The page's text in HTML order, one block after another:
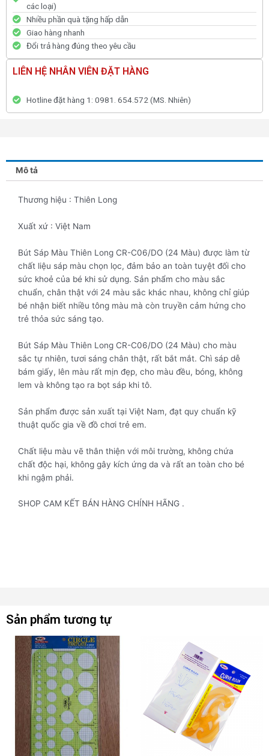
các loại)
Nhiều phần quà tặng hấp dẫn
Giao hàng nhanh
Đổi trả hàng đúng theo yêu cầu
LIÊN HỆ NHÂN VIÊN ĐẶT HÀNG
Hotline đặt hàng 1: 0981. 654.572 (MS. Nhiên)
Mô tả
Thương hiệu : Thiên Long
Xuất xứ : Việt Nam
Bút Sáp Màu Thiên Long CR-C06/DO (24 Màu) được làm từ
chất liệu sáp màu chọn lọc, đảm bảo an toàn tuyệt đối cho
sức khoẻ của bé khi sử dụng. Sản phẩm cho màu sắc
chuẩn, chân thật với 24 màu sắc khác nhau, không chỉ giúp
bé nhận biết nhiều tông màu mà còn truyền cảm hứng cho
trẻ thỏa sức sáng tạo.
Bút Sáp Màu Thiên Long CR-C06/DO (24 Màu) cho màu
sắc tự nhiên, tươi sáng chân thật, rất bắt mắt. Chì sáp dễ
bám giấy, lên màu rất mịn đẹp, cho màu đều, bóng, không
lem và không tạo ra bọt sáp khi tô.
Sản phẩm được sản xuất tại Việt Nam, đạt quy chuẩn kỹ
thuật quốc gia về đồ chơi trẻ em.
Chất liệu màu vẽ thân thiện với môi trường, không chứa
chất độc hại, không gây kích ứng da và rất an toàn cho bé
khi ngậm phải.
SHOP CAM KẾT BÁN HÀNG CHÍNH HÃNG .
Sản phẩm tương tự